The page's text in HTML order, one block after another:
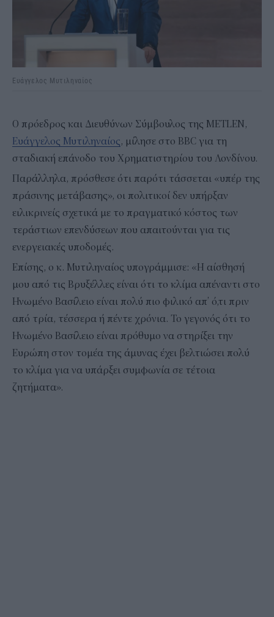
Ευάγγελος Μυτιληναίος
O πρόεδρος και Διευθύνων Σύμβουλος της METLEN,
Ευάγγελος Μυτιληναίος, μίλησε στο BBC για τη
σταδιακή επάνοδο του Χρηματιστηρίου του Λονδίνου.
Παράλληλα, πρόσθεσε ότι παρότι τάσσεται «υπέρ της
πράσινης μετάβασης», οι πολιτικοί δεν υπήρξαν
ειλικρινείς σχετικά με το πραγματικό κόστος των
τεράστιων επενδύσεων που απαιτούνται για τις
ενεργειακές υποδομές.
Επίσης, ο κ. Μυτιληναίος υπογράμμισε: «Η αίσθησή
μου από τις Βρυξέλλες είναι ότι το κλίμα απέναντι στο
Ηνωμένο Βασίλειο είναι πολύ πιο φιλικό απ’ ό,τι πριν
από τρία, τέσσερα ή πέντε χρόνια. Το γεγονός ότι το
Ηνωμένο Βασίλειο είναι πρόθυμο να στηρίξει την
Ευρώπη στον τομέα της άμυνας έχει βελτιώσει πολύ
το κλίμα για να υπάρξει συμφωνία σε τέτοια
ζητήματα».